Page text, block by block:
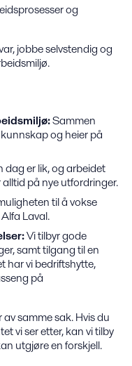
og
jobbe selvstendig og
Sammen
og heier på
dag er lik, og arbeidet
på nye utfordringer.
til å vokse
Laval.
Vi tilbyr gode
samt tilgang til en
har vi bedriftshytte,
på
samme sak. Hvis du
vi ser etter, kan vi tilby
utgjøre en forskjell.